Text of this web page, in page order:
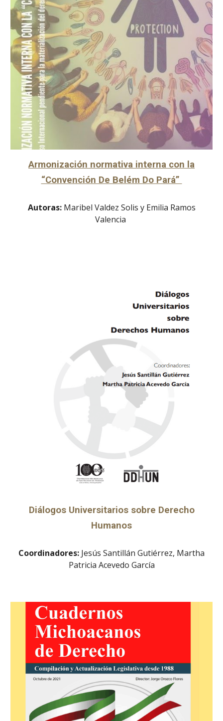
Armonización normativa interna con la
“Convención De Belém Do Pará”
Autoras: Maribel Valdez Solis y Emilia Ramos
Valencia
Diálogos Universitarios sobre Derecho
Humanos
Coordinadores: Jesús Santillán Gutiérrez, Martha
Patricia Acevedo García